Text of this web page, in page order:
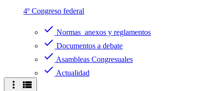
4º Congreso federal
check Normas anexos y reglamentos
check Documentos a debate
check Asambleas Congresuales
check Actualidad
more_vert view_list